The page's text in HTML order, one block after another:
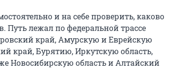
и на себе проверить, каково
Путь лежал по федеральной трассе
край, Амурскую и Еврейскую
край, Бурятию, Иркутскую область,
Новосибирскую область и Алтайский